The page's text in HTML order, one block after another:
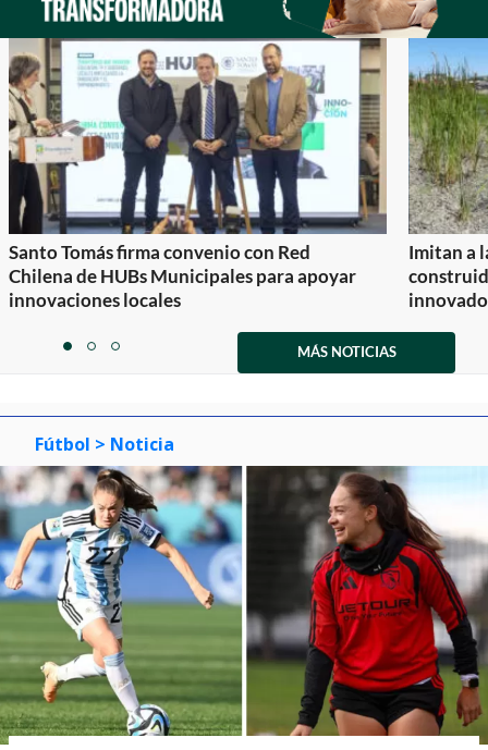
Santo Tomás firma convenio con Red
Chilena de HUBs Municipales para apoyar
innovaciones locales
Imitan a
itemitemitem
MÁS NOTICIAS
Fútbol > Noticia